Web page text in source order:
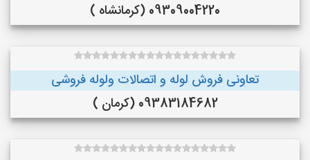
09309004220 (کرمانشاه )
تعاونی فروش لوله و اتصالات ولوله فروشی
09383184682 (کرمان )